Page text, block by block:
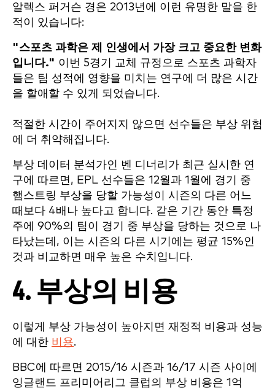
알렉스 퍼거슨 경은 2013년에 이런 유명한 말을 한
적이 있습니다:
"스포츠 과학은 제 인생에서 가장 크고 중요한 변화
입니다." 이번 5경기 교체 규정으로 스포츠 과학자
들은 팀 성적에 영향을 미치는 연구에 더 많은 시간
을 할애할 수 있게 되었습니다.
적절한 시간이 주어지지 않으면 선수들은 부상 위험
에 더 취약해집니다.
부상 데이터 분석가인 벤 디너리가 최근 실시한 연
구에 따르면, EPL 선수들은 12월과 1월에 경기 중
햄스트링 부상을 당할 가능성이 시즌의 다른 어느
때보다 4배나 높다고 합니다. 같은 기간 동안 특정
주에 90%의 팀이 경기 중 부상을 당하는 것으로 나
타났는데, 이는 시즌의 다른 시기에는 평균 15%인
것과 비교하면 매우 높은 수치입니다.
4. 부상의 비용
이렇게 부상 가능성이 높아지면 재정적 비용과 성능
에 대한 비용.
BBC에 따르면 2015/16 시즌과 16/17 시즌 사이에
잉글랜드 프리미어리그 클럽의 부상 비용은 1억